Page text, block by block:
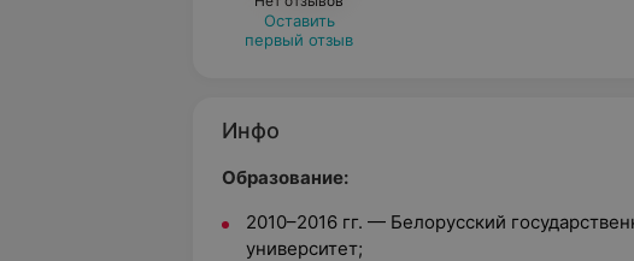
Оставить
первый отзыв
Инфо
Образование:
2010–2016 гг. — Белорусский
университет;